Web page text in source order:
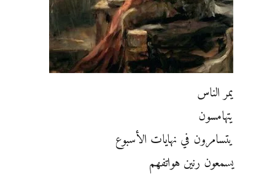
يمر الناس
يتهامسون
يتسامرون في نهايات الأسبوع
يسمعون رنين هواتفهم